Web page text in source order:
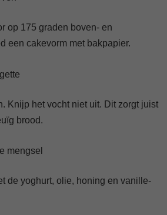
op 175 graden boven- en
een cakevorm met bakpapier.
Knijp het vocht niet uit. Dit zorgt juist
brood.
mengsel
de yoghurt, olie, honing en vanille-